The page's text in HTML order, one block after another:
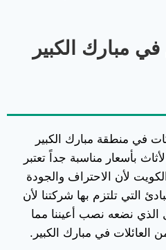
مبارك الكبير
في منطقة مبارك الكبير
بأسعار مناسبة جداً تعتبر
لأن الاحتراف والجودة
التي تلتزم بها شركتنا لأن
الذي نضعه نصب أعيننا مما
العائلات في مبارك الكبير.